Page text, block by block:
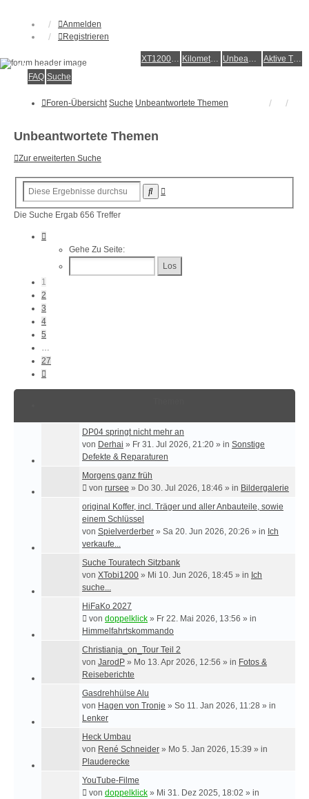
Anmelden
Registrieren
XT1200Z-Wiki Kilometerstatistik Unbeantwortete Themen Aktive Themen
Alles rund um die Yamaha XT1200Z Super Ténéré
FAQ Suche
Foren-Übersicht Suche Unbeantwortete Themen
Unbeantwortete Themen
Zur erweiterten Suche
Suche
Die Suche Ergab 656 Treffer
Gehe Zu Seite:
1
2
3
4
5
27
DP04 springt nicht mehr an
von Derhai » Fr 31. Jul 2026, 21:20 » in Sonstige
Defekte & Reparaturen
Morgens ganz früh
von rursee » Do 30. Jul 2026, 18:46 » in Bildergalerie
original Koffer, incl. Träger und aller Anbauteile, sowie
einem Schlüssel
von Spielverderber » Sa 20. Jun 2026, 20:26 » in Ich
verkaufe...
Suche Touratech Sitzbank
von XTobi1200 » Mi 10. Jun 2026, 18:45 » in Ich
suche...
HiFaKo 2027
von doppelklick » Fr 22. Mai 2026, 13:56 » in
Himmelfahrtskommando
Christianja_on_Tour Teil 2
von JarodP » Mo 13. Apr 2026, 12:56 » in Fotos &
Reiseberichte
Gasdrehhülse Alu
von Hagen von Tronje » So 11. Jan 2026, 11:28 » in
Lenker
Heck Umbau
von René Schneider » Mo 5. Jan 2026, 15:39 » in
Plauderecke
YouTube-Filme
von doppelklick » Mi 31. Dez 2025, 18:02 » in